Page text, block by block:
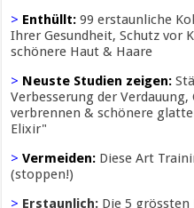
> Enthüllt:99 erstaunliche
Ihrer Gesundheit, Schutz vor
schönere Haut & Haare
> Neuste Studien zeigen:
Verbesserung der
verbrennen & schönere
Elixir"
> Vermeiden: Diese Art
(stoppen!)
> Erstaunlich: Die 5